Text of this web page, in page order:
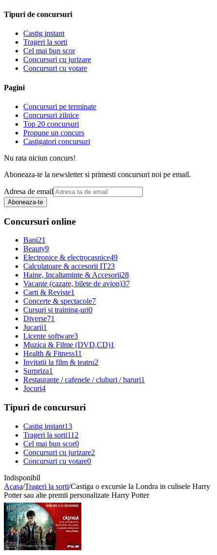
Tipuri de concursuri
Castig instant
Trageri la sorti
Cel mai bun scor
Concursuri cu jurizare
Concursuri cu votare
Pagini
Concursuri pe terminate
Concursuri zilnice
Top 20 concursuri
Propune un concurs
Castigatori concursuri
Nu rata niciun concurs!
Aboneaza-te la newsletter si primesti concursuri noi pe email.
Adresa de email
Aboneaza-te
Concursuri online
Bani21
Beauty9
Electronice & electrocasnice49
Calculatoare & accesorii IT23
Haine, Incaltaminte & Accesorii28
Vacante (cazare, bilete de avion)37
Carti & Reviste1
Concerte & spectacole7
Cursuri si training-uri0
Diverse71
Jucarii1
Licente software3
Muzica & Filme (DVD,CD)1
Health & Fitness11
Invitatii la film & teatru2
Surpriza1
Restaurante / cafenele / cluburi / baruri1
Jocuri4
Tipuri de concursuri
Castig instant13
Trageri la sorti112
Cel mai bun scor0
Concursuri cu jurizare2
Concursuri cu votare0
Indisponibil
Acasa/Trageri la sorti/Castiga o excursie la Londra in culisele Harry
Potter sau alte premii personalizate Harry Potter